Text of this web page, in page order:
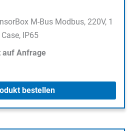
M-Bus Modbus, 220V, 1
IP65
auf Anfrage
bestellen